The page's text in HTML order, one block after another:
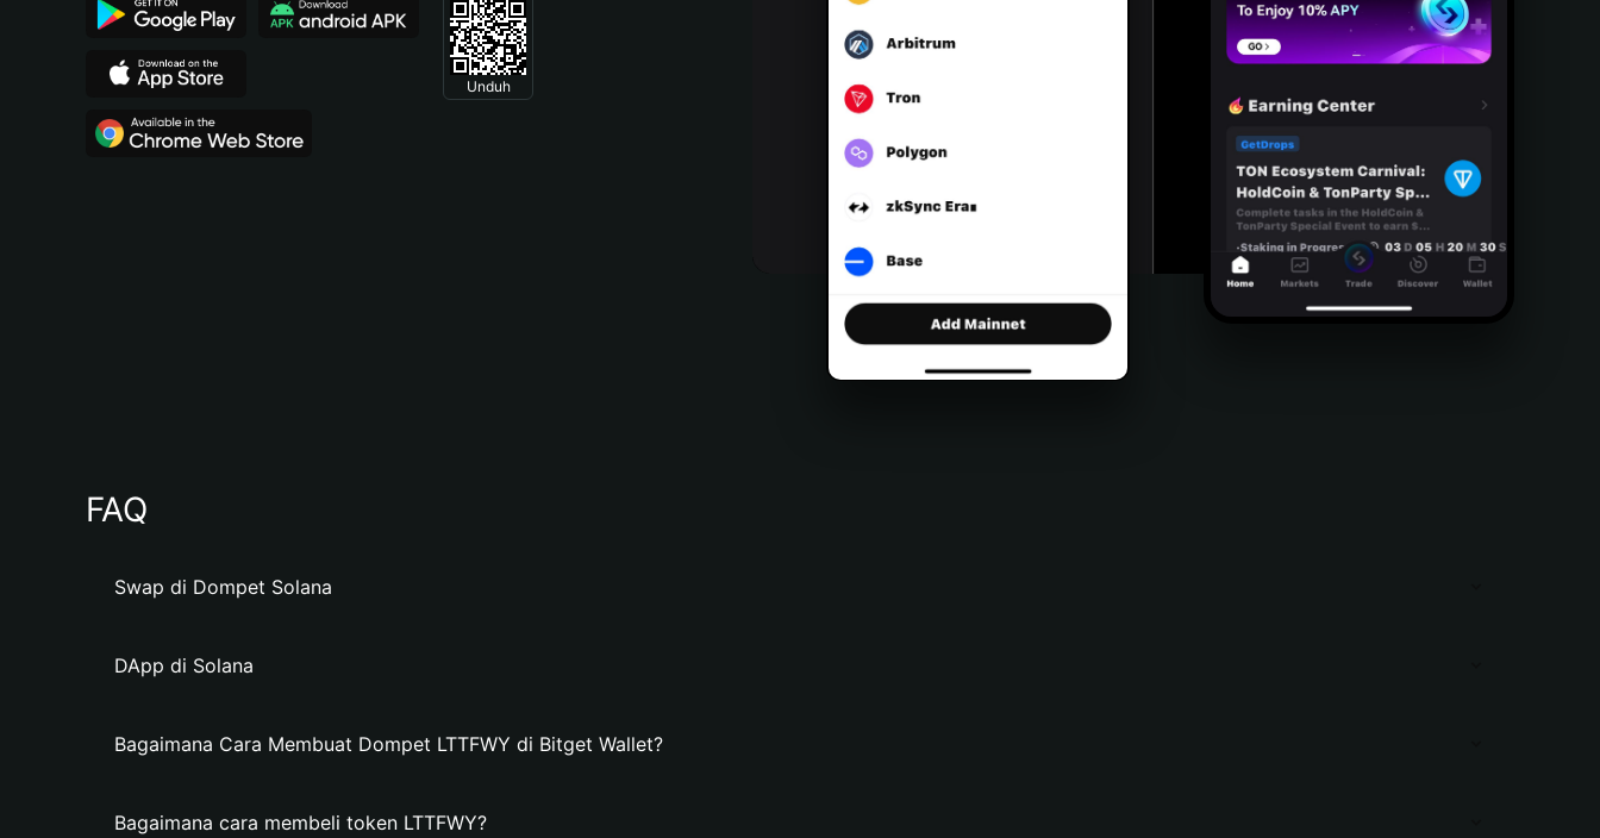
Español (Argentina)
Unduh
FAQ
Swap di Dompet Solana
DApp di Solana
Bagaimana Cara Membuat Dompet LTTFWY di Bitget Wallet?
Bagaimana cara membeli token LTTFWY?